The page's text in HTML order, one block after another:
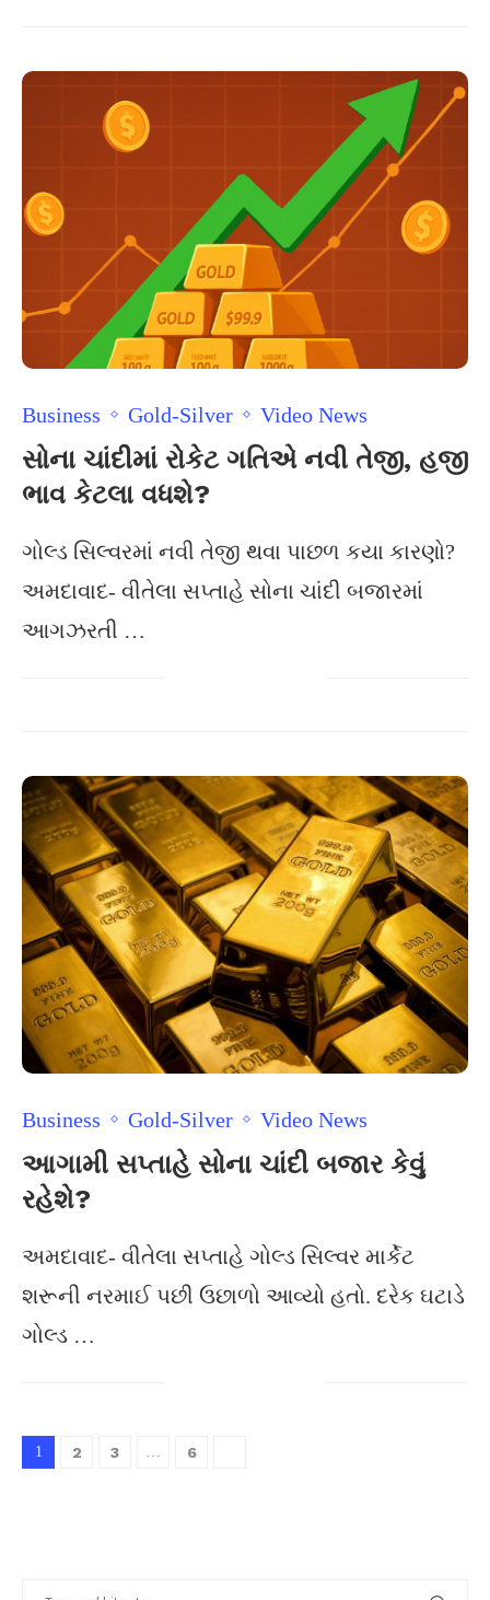
Business Gold-Silver Video News
સોના ચાંદીમાં રોકેટ ગતિએ નવી તેજી, હજી
ભાવ કેટલા વધશે?
ગોલ્ડ સિલ્વરમાં નવી તેજી થવા પાછળ કયા કારણો?
અમદાવાદ- વીતેલા સપ્તાહે સોના ચાંદી બજારમાં
આગઝરતી …
Business Gold-Silver Video News
આગામી સપ્તાહે સોના ચાંદી બજાર કેવું
રહેશે?
અમદાવાદ- વીતેલા સપ્તાહે ગોલ્ડ સિલ્વર માર્કેટ
શરૂની નરમાઈ પછી ઉછાળો આવ્યો હતો. દરેક ઘટાડે
ગોલ્ડ …
1 2 3 … 6